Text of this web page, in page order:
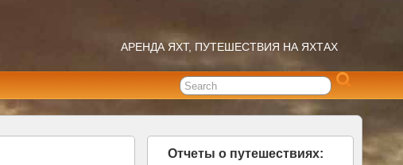
АРЕНДА ЯХТ, ПУТЕШЕСТВИЯ НА ЯХТАХ
Отчеты о путешествиях: